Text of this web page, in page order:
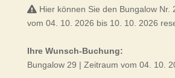
Hier können Sie den Bungalow Nr.
vom 04. 10. 2026 bis 10. 10. 2026
Ihre Wunsch-Buchung:
Bungalow 29 | Zeitraum vom 04. 10.